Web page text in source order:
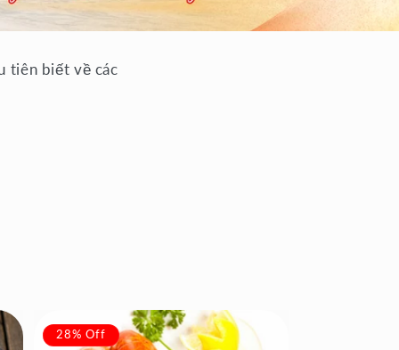
tiên biết về các
28% Off